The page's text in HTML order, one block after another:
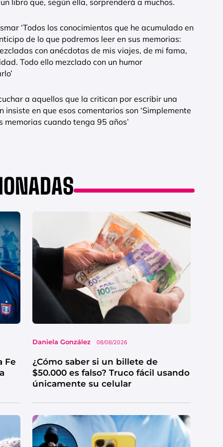
libro que, según ella, sorprenderá a muchos.
‘Todos los conocimientos que he acumulado en
de lo que podremos leer en sus memorias:
con anécdotas de mis viajes, de mi fama,
Todo ello mezclado con un humor
a aquellos que la critican por escribir una
en que esos comentarios son ‘Simplemente
cuando tenga 95 años’
Fe
Daniela González 08/08/2026
¿Cómo saber si un billete de
$50.000 es falso? Truco fácil usando
únicamente su celular